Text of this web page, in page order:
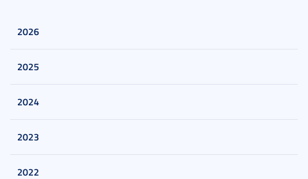
2026
2025
2024
2023
2022